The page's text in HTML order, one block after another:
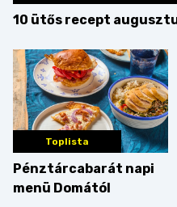
10 ütős recept
Toplista
Pénztárcabarát napi
menü Domától